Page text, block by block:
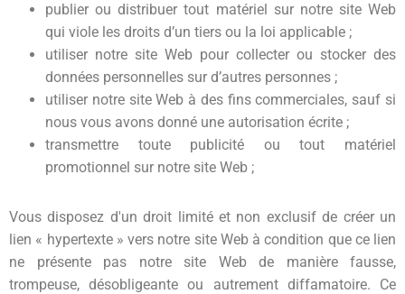
publier ou distribuer tout matériel sur notre site Web
qui viole les droits d’un tiers ou la loi applicable ;
utiliser notre site Web pour collecter ou stocker des
données personnelles sur d’autres personnes ;
utiliser notre site Web à des fins commerciales, sauf si
nous vous avons donné une autorisation écrite ;
transmettre toute publicité ou tout matériel
promotionnel sur notre site Web ;
Vous disposez d'un droit limité et non exclusif de créer un
lien « hypertexte » vers notre site Web à condition que ce lien
ne présente pas notre site Web de manière fausse,
trompeuse, désobligeante ou autrement diffamatoire. Ce